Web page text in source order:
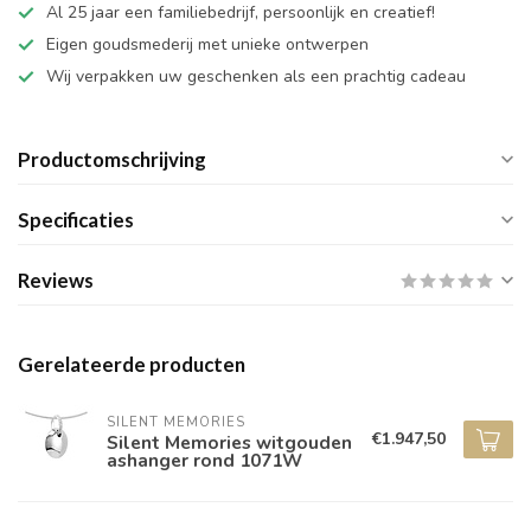
Al 25 jaar een familiebedrijf, persoonlijk en creatief!
Eigen goudsmederij met unieke ontwerpen
Wij verpakken uw geschenken als een prachtig cadeau
Productomschrijving
Specificaties
Reviews
Gerelateerde producten
SILENT MEMORIES
Silent Memories witgouden
ashanger rond 1071W
€1.947,50